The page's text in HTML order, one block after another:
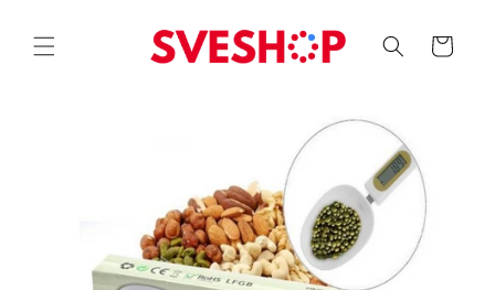
content
Korpa